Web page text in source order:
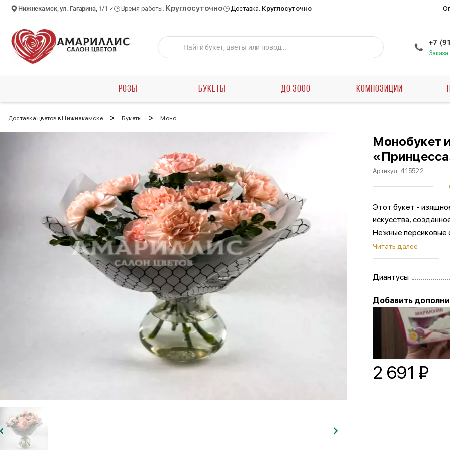
Нижнекамск, ул. Гагарина, 1/1 Время работы: Круглосуточно Доставка: Круглосуточно
+7
РОЗЫ БУКЕТЫ ДО 3000 КОМПОЗИЦИИ
Доставка цветов в Нижнекамске > Букеты > Моно
Монобукет
Артикул: 415522
Этот букет -
искусства,
Нежные персиковые
радость, теплоту и
цветок — словно
Читать далее
Диантусы
Добавить
Конфеты
994 ₽
2 691 ₽